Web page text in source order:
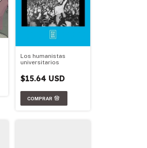
Los humanistas
universitarios
$15.64 USD